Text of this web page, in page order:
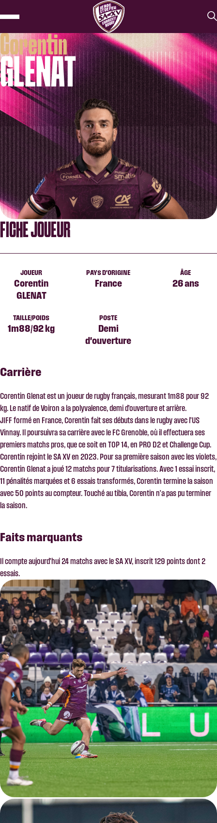
Corentin
GLENAT
FICHE JOUEUR
JOUEUR
Corentin
GLENAT
PAYS D'ORIGINE
France
ÂGE
26 ans
TAILLE/POIDS
1m88/92 kg
POSTE
Demi
d'ouverture
Carrière
Corentin Glenat est un joueur de rugby français, mesurant 1m88 pour 92
kg. Le natif de Voiron a la polyvalence, demi d’ouverture et arrière.
JIFF formé en France, Corentin fait ses débuts dans le rugby avec l’US
Vinnay. Il poursuivra sa carrière avec le FC Grenoble, où il effectuera ses
premiers matchs pros, que ce soit en TOP 14, en PRO D2 et Challenge Cup.
Corentin rejoint le SA XV en 2023. Pour sa première saison avec les violets,
Corentin Glenat a joué 12 matchs pour 7 titularisations. Avec 1 essai inscrit,
11 pénalités marquées et 6 essais transformés, Corentin termine la saison
avec 50 points au compteur. Touché au tibia, Corentin n’a pas pu terminer
la saison.
Faits marquants
Il compte aujourd’hui 24 matchs avec le SA XV, inscrit 129 points dont 2
essais.